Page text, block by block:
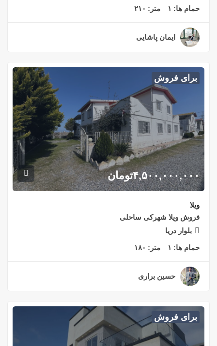
حمام ها: ۱ متر: ۲۱۰
ایمان پاشایی
برای فروش
۴,۵۰۰,۰۰۰,۰۰۰تومان
ویلا
فروش ویلا شهرکی ساحلی
بلوار دریا
حمام ها: ۱ متر: ۱۸۰
حسین براری
برای فروش